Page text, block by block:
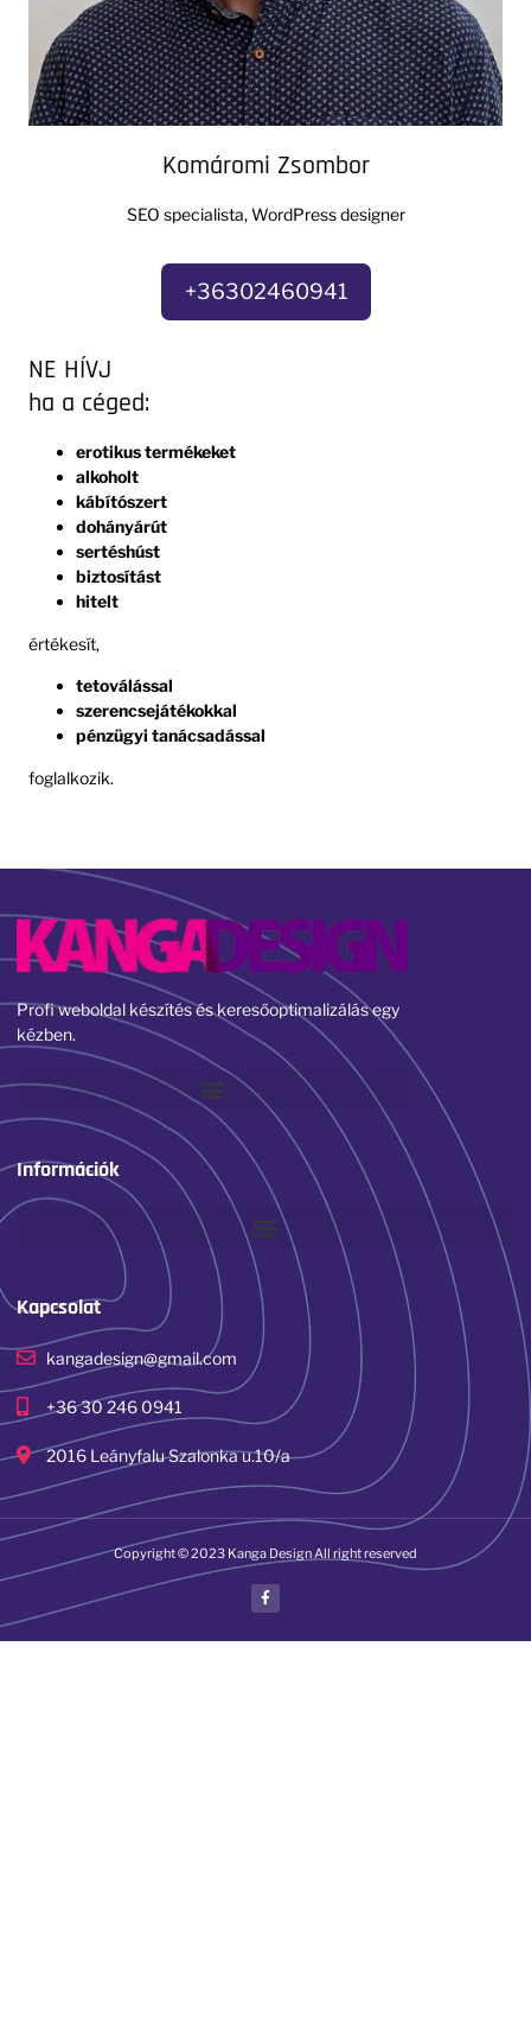
Komáromi Zsombor
SEO specialista, WordPress designer
+36302460941
NE HÍVJ
ha a céged:
erotikus termékeket
alkoholt
kábítószert
dohányárút
sertéshúst
biztosítást
hitelt
értékesít,
tetoválással
szerencsejátékokkal
pénzügyi tanácsadással
foglalkozik.
Profi weboldal készítés és keresőoptimalizálás egy
kézben.
Információk
Kapcsolat
kangadesign@gmail.com
+36 30 246 0941
2016 Leányfalu Szalonka u.10/a
Copyright © 2023 Kanga Design All right reserved